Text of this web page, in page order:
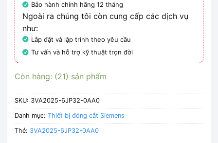
Bảo hành chính hãng 12 tháng
Ngoài ra chúng tôi còn cung cấp các dịch vụ
như:
Lắp đặt và lập trình theo yêu cầu
Tư vấn và hỗ trợ kỹ thuật trọn đời
Còn hàng: (21) sản phẩm
SKU: 3VA2025-6JP32-0AA0
Danh mục: Thiết bị đóng cắt Siemens
Thẻ: 3VA2025-6JP32-0AA0